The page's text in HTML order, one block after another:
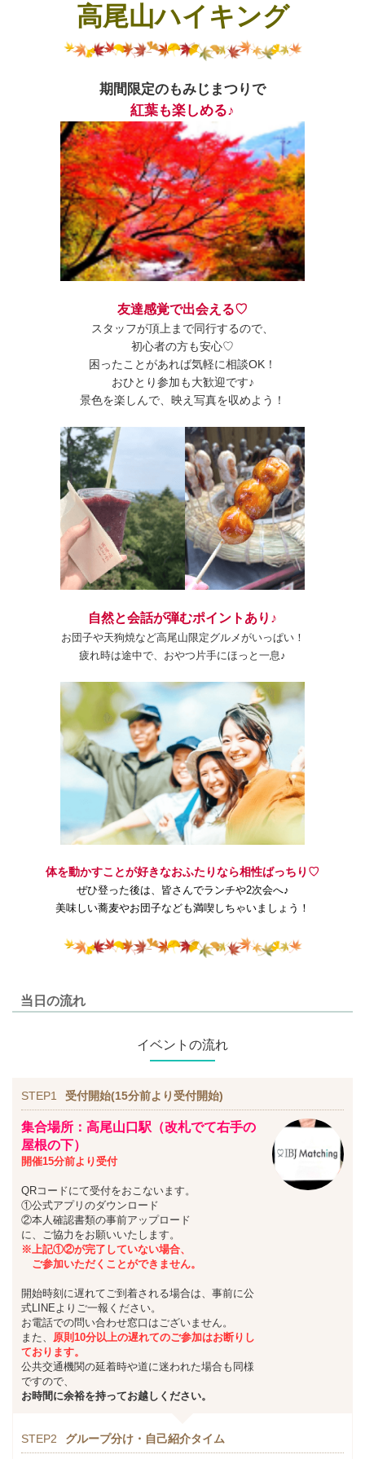
高尾山ハイキング
期間限定のもみじまつりで
紅葉も楽しめる♪
友達感覚で出会える♡
スタッフが頂上まで同行するので、
初心者の方も安心♡
困ったことがあれば気軽に相談OK！
おひとり参加も大歓迎です♪
景色を楽しんで、映え写真を収めよう！
自然と会話が弾むポイントあり♪
お団子や天狗焼など高尾山限定グルメがいっぱい！
疲れ時は途中で、おやつ片手にほっと一息♪
体を動かすことが好きなおふたりなら相性ばっちり♡
ぜひ登った後は、皆さんでランチや2次会へ♪
美味しい蕎麦やお団子なども満喫しちゃいましょう！
当日の流れ
イベントの流れ
STEP1 受付開始(15分前より受付開始)
集合場所：高尾山口駅（改札でて右手の
屋根の下）
開催15分前より受付
QRコードにて受付をおこないます。
①公式アプリのダウンロード
②本人確認書類の事前アップロード
に、ご協力をお願いいたします。
※上記①②が完了していない場合、
ご参加いただくことができません。
開始時刻に遅れてご到着される場合は、事前に公
式LINEよりご一報ください。
お電話での問い合わせ窓口はございません。
また、 原則10分以上の遅れてのご参加はお断りし
ております。
公共交通機関の延着時や道に迷われた場合も同様
ですので、
お時間に余裕を持ってお越しください。
STEP2 グループ分け・自己紹介タイム